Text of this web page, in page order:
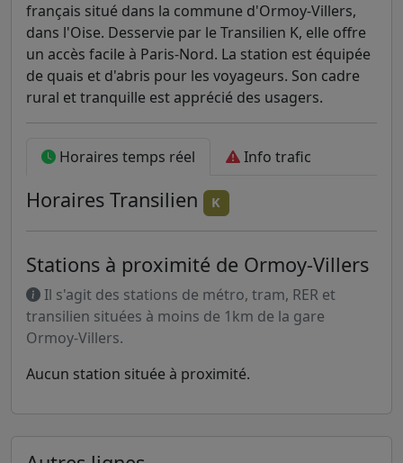
français situé dans la commune d'Ormoy-Villers,
dans l'Oise. Desservie par le Transilien K, elle offre
un accès facile à Paris-Nord. La station est équipée
de quais et d'abris pour les voyageurs. Son cadre
rural et tranquille est apprécié des usagers.
Horaires temps réel Info trafic
Horaires Transilien K
Stations à proximité de Ormoy-Villers
Il s'agit des stations de métro, tram, RER et
transilien situées à moins de 1km de la gare
Ormoy-Villers.
Aucun station située à proximité.